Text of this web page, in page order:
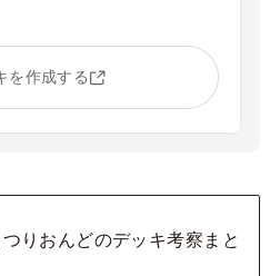
を作成する
りおんどのデッキ考察まと